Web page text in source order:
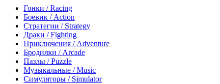
Гонки / Racing
Боевик / Action
Стратегии / Strategy
Драки / Fighting
Приключения / Adventure
Бродилки / Arcade
Пазлы / Puzzle
Музыкальные / Music
Симуляторы / Simulator